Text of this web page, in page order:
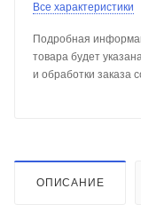
Все характеристики
Подробная
товара будет
и обработки заказа
ОПИСАНИЕ